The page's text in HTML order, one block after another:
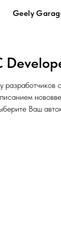
Geely
разработчиков
Ваш